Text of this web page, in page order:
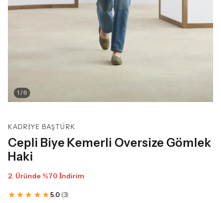
1 / 6
KADRIYE BAŞTÜRK
Cepli Biye Kemerli Oversize Gömlek
Haki
2. Üründe %70 İndirim
★ ★ ★ ★ ★5.0 (3)